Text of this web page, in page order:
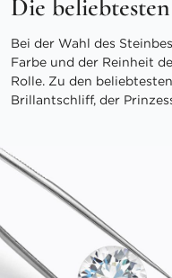
Die
Bei der Wahl des
Farbe und der Reinheit
Rolle. Zu den
Brillantschliff, der